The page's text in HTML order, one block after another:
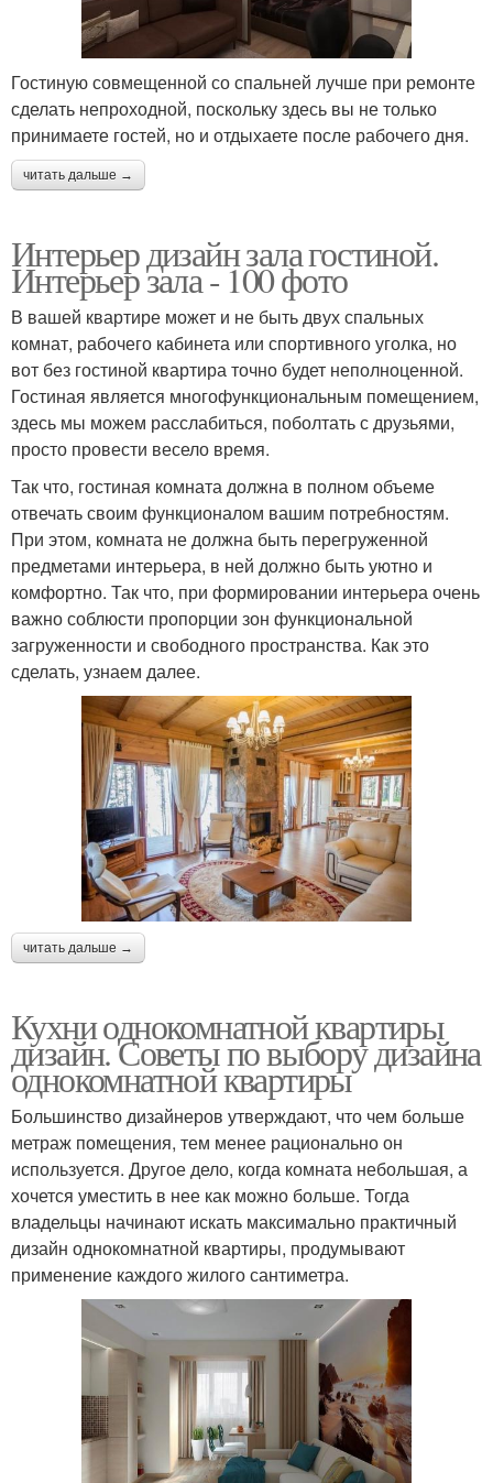
Гостиную совмещенной со спальней лучше при ремонте
сделать непроходной, поскольку здесь вы не только
принимаете гостей, но и отдыхаете после рабочего дня.
читать дальше →
Интерьер дизайн зала гостиной.
Интерьер зала - 100 фото
В вашей квартире может и не быть двух спальных
комнат, рабочего кабинета или спортивного уголка, но
вот без гостиной квартира точно будет неполноценной.
Гостиная является многофункциональным помещением,
здесь мы можем расслабиться, поболтать с друзьями,
просто провести весело время.
Так что, гостиная комната должна в полном объеме
отвечать своим функционалом вашим потребностям.
При этом, комната не должна быть перегруженной
предметами интерьера, в ней должно быть уютно и
комфортно. Так что, при формировании интерьера очень
важно соблюсти пропорции зон функциональной
загруженности и свободного пространства. Как это
сделать, узнаем далее.
читать дальше →
Кухни однокомнатной квартиры
дизайн. Советы по выбору дизайна
однокомнатной квартиры
Большинство дизайнеров утверждают, что чем больше
метраж помещения, тем менее рационально он
используется. Другое дело, когда комната небольшая, а
хочется уместить в нее как можно больше. Тогда
владельцы начинают искать максимально практичный
дизайн однокомнатной квартиры, продумывают
применение каждого жилого сантиметра.